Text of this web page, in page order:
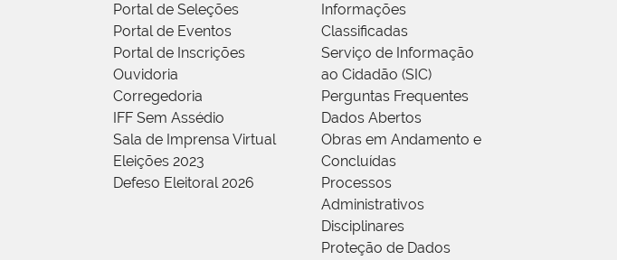
Portal de Seleções
Portal de Eventos
Portal de Inscrições
Ouvidoria
Corregedoria
IFF Sem Assédio
Sala de Imprensa Virtual
Eleições 2023
Defeso Eleitoral 2026
Informações
Classificadas
Serviço de Informação
ao Cidadão (SIC)
Perguntas Frequentes
Dados Abertos
Obras em Andamento e
Concluídas
Processos
Administrativos
Disciplinares
Proteção de Dados